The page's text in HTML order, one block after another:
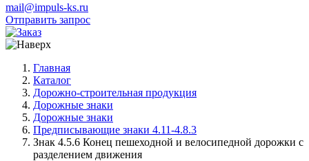
mail@impuls-ks.ru
Отправить запрос
Главная
Каталог
Дорожно-строительная продукция
Дорожные знаки
Дорожные знаки
Предписывающие знаки 4.11-4.8.3
Знак 4.5.6 Конец пешеходной и велосипедной дорожки с
разделением движения